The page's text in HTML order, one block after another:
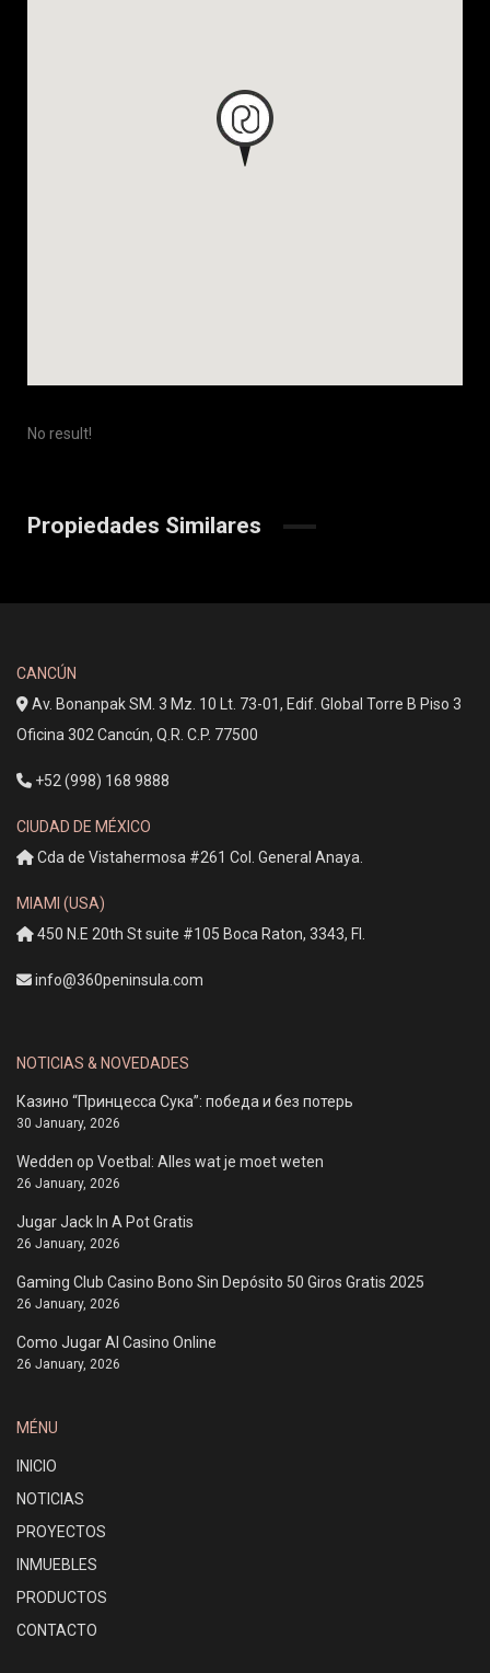
No result!
Propiedades Similares
CANCÚN
Av. Bonanpak SM. 3 Mz. 10 Lt. 73-01, Edif. Global Torre B Piso 3
Oficina 302 Cancún, Q.R. C.P. 77500
+52 (998) 168 9888
CIUDAD DE MÉXICO
Cda de Vistahermosa #261 Col. General Anaya.
MIAMI (USA)
450 N.E 20th St suite #105 Boca Raton, 3343, Fl.
info@360peninsula.com
NOTICIAS & NOVEDADES
Казино “Принцесса Сука”: победа и без потерь
30 January, 2026
Wedden op Voetbal: Alles wat je moet weten
26 January, 2026
Jugar Jack In A Pot Gratis
26 January, 2026
Gaming Club Casino Bono Sin Depósito 50 Giros Gratis 2025
26 January, 2026
Como Jugar Al Casino Online
26 January, 2026
MÉNU
INICIO
NOTICIAS
PROYECTOS
INMUEBLES
PRODUCTOS
CONTACTO